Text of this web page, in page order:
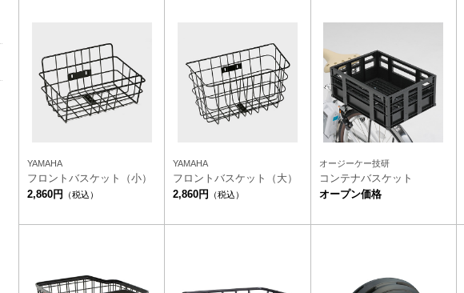
YAMAHA
フロントバスケット（小）
2,860円
（税込）
YAMAHA
フロントバスケット（大）
2,860円
（税込）
オージーケー技研
コンテナバスケット
オープン価格